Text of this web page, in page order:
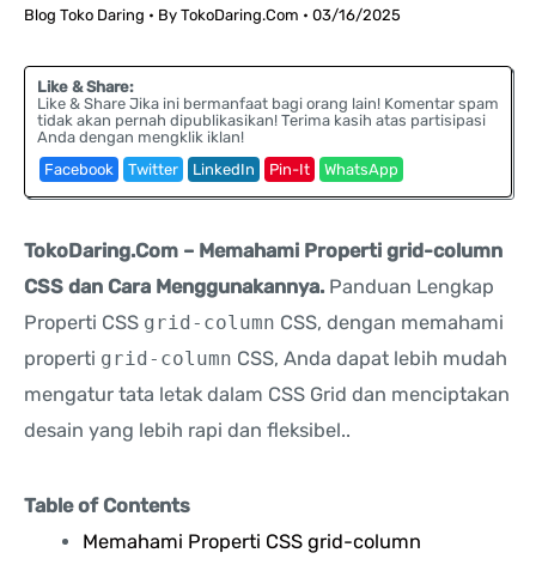
Blog Toko Daring • By TokoDaring.Com • 03/16/2025
Like & Share:
Like & Share Jika ini bermanfaat bagi orang lain! Komentar spam
tidak akan pernah dipublikasikan! Terima kasih atas partisipasi
Anda dengan mengklik iklan!
Facebook
Twitter LinkedIn Pin-It WhatsApp
TokoDaring.Com – Memahami Properti grid-column
CSS dan Cara Menggunakannya. Panduan Lengkap
Properti CSS grid-column CSS, dengan memahami
properti grid-column CSS, Anda dapat lebih mudah
mengatur tata letak dalam CSS Grid dan menciptakan
desain yang lebih rapi dan fleksibel..
Table of Contents
Memahami Properti CSS grid-column